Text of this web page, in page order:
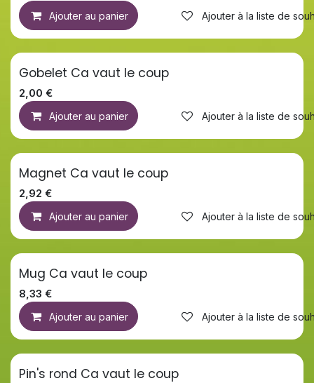
Ajouter au panier Ajouter à la liste de
Gobelet Ca vaut le coup
2,00 €
Ajouter au panier Ajouter à la liste de
Nouveau !
Magnet Ca vaut le coup
2,92 €
Ajouter au panier Ajouter à la liste de
Mug Ca vaut le coup
8,33 €
Ajouter au panier Ajouter à la liste de
Pin's rond Ca vaut le coup